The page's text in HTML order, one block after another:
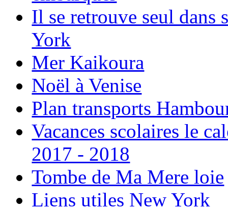
Il se retrouve seul dans
York
Mer Kaikoura
Noël à Venise
Plan transports
Vacances scolaires le
2017 - 2018
Tombe de Ma Mere loie
Liens utiles New York